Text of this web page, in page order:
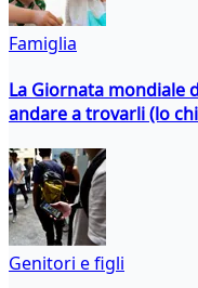
Famiglia
La Giornata mondiale
andare a trovarli (lo
Genitori e figli